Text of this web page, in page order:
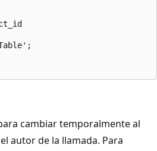
cambiar temporalmente al
autor de la llamada. Para